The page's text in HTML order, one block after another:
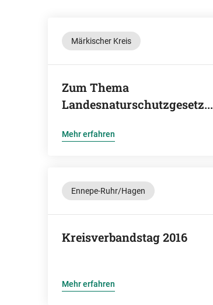
Märkischer Kreis
Zum Thema
Landesnaturschutzgesetz...
Mehr erfahren
Ennepe-Ruhr/Hagen
Kreisverbandstag 2016
Mehr erfahren